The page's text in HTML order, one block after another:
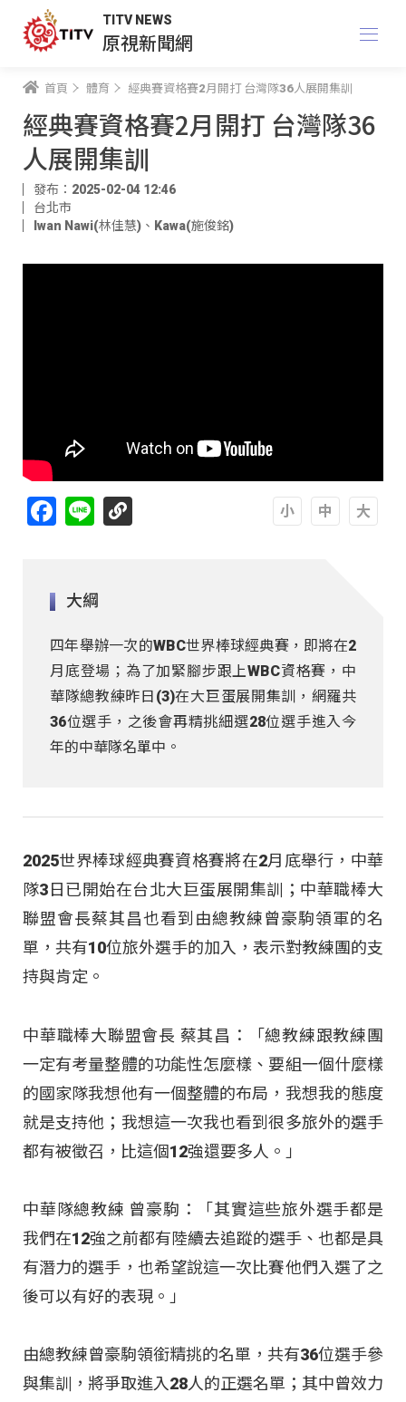
TITV NEWS
原視新聞網
首頁 體育 經典賽資格賽2月開打 台灣隊36人展開集訓
經典賽資格賽2月開打 台灣隊36
人展開集訓
發布：2025-02-04 12:46
台北市
Iwan Nawi(林佳慧) 、 Kawa(施俊銘)
Facebook
Line
大綱
四年舉辦一次的WBC世界棒球經典賽，即將在2
月底登場；為了加緊腳步跟上WBC資格賽，中
華隊總教練昨日(3)在大巨蛋展開集訓，網羅共
36位選手，之後會再精挑細選28位選手進入今
年的中華隊名單中。
2025世界棒球經典賽資格賽將在2月底舉行，中華
隊3日已開始在台北大巨蛋展開集訓；中華職棒大
聯盟會長蔡其昌也看到由總教練曾豪駒領軍的名
單，共有10位旅外選手的加入，表示對教練團的支
持與肯定。
中華職棒大聯盟會長 蔡其昌：「總教練跟教練團
一定有考量整體的功能性怎麼樣、要組一個什麼樣
的國家隊我想他有一個整體的布局，我想我的態度
就是支持他；我想這一次我也看到很多旅外的選手
都有被徵召，比這個12強還要多人。」
中華隊總教練 曾豪駒：「其實這些旅外選手都是
我們在12強之前都有陸續去追蹤的選手、也都是具
有潛力的選手，也希望說這一次比賽他們入選了之
後可以有好的表現。」
由總教練曾豪駒領銜精挑的名單，共有36位選手參
與集訓，將爭取進入28人的正選名單；其中曾效力